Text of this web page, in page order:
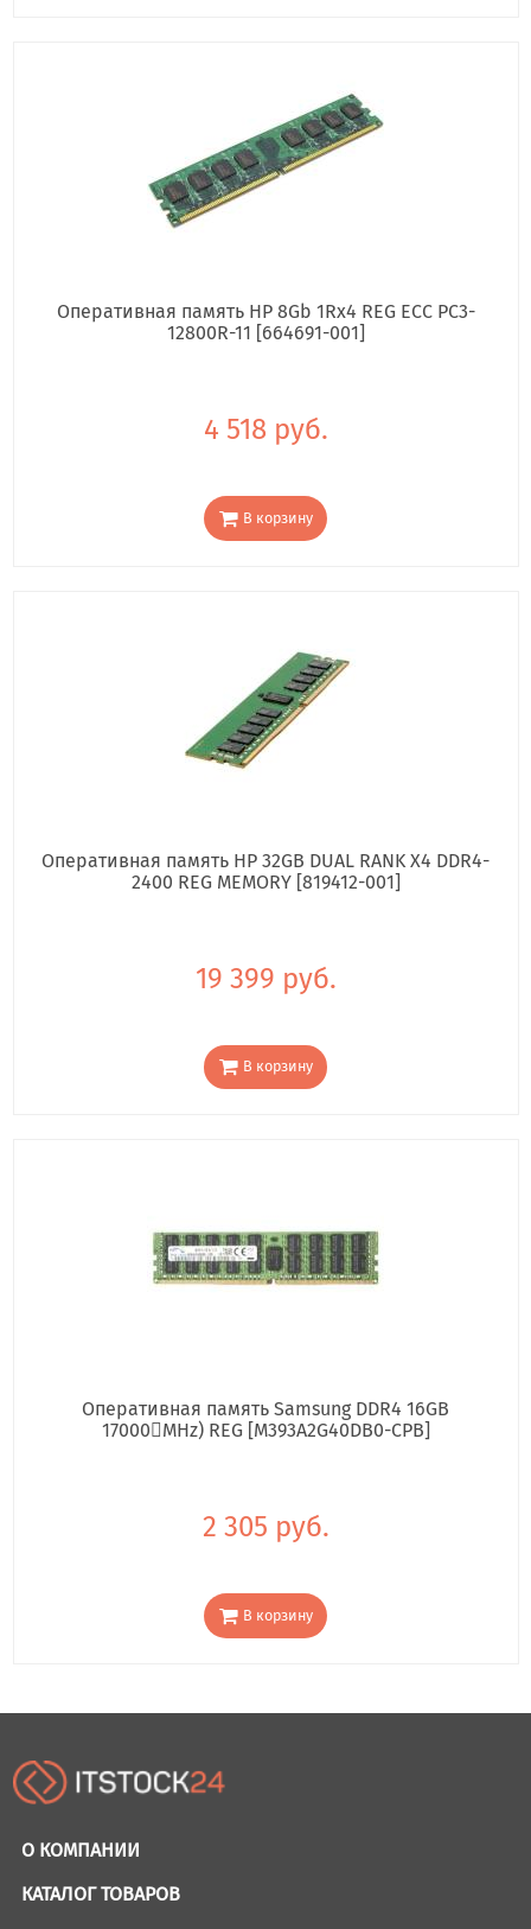
Оперативная память HP 8Gb 1Rx4 REG ECC PC3-
12800R-11 [664691-001]
4 518 руб.
В корзину
Оперативная память HP 32GB DUAL RANK X4 DDR4-
2400 REG MEMORY [819412-001]
19 399 руб.
В корзину
Оперативная память Samsung DDR4 16GB
17000񢋕MHz) REG [M393A2G40DB0-CPB]
2 305 руб.
В корзину
О КОМПАНИИ
КАТАЛОГ ТОВАРОВ